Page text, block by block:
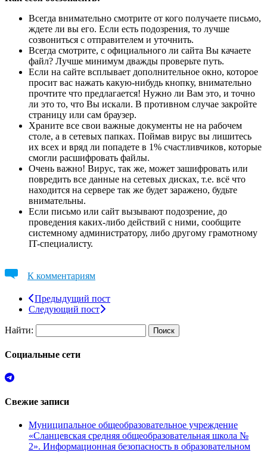
Всегда внимательно смотрите от кого получаете письмо,
ждете ли вы его. Если есть подозрения, то лучше
созвониться с отправителем и уточнить.
Всегда смотрите, с официального ли сайта Вы качаете
файл? Лучше минимум дважды проверьте путь.
Если на сайте всплывает дополнительное окно, которое
просит вас нажать какую-нибудь кнопку, внимательно
прочтите что предлагается! Нужно ли Вам это, и точно
ли это то, что Вы искали. В противном случае закройте
страницу или сам браузер.
Храните все свои важные документы не на рабочем
столе, а в сетевых папках. Поймав вирус вы лишитесь
их всех и вряд ли попадете в 1% счастливчиков, которые
смогли расшифровать файлы.
Очень важно! Вирус, так же, может зашифровать или
повредить все данные на сетевых дисках, т.е. всё что
находится на сервере так же будет заражено, будьте
внимательны.
Если письмо или сайт вызывают подозрение, до
проведения каких-либо действий с ними, сообщите
системному администратору, либо другому грамотному
IT-специалисту.
К комментариям
Предыдущий пост
Следующий пост
Найти:
Социальные сети
Свежие записи
Муниципальное общеобразовательное учреждение
«Сланцевская средняя общеобразовательная школа №
2». Информационная безопасность в образовательном